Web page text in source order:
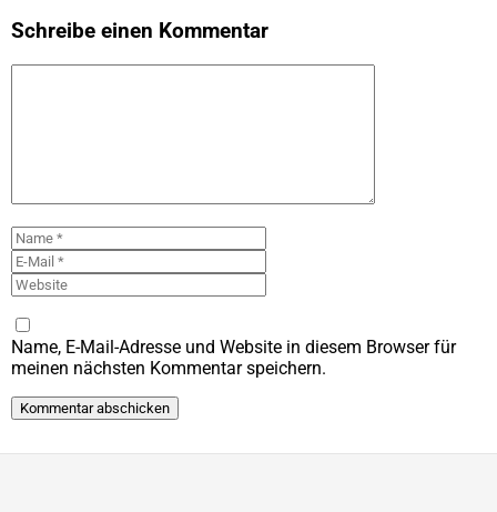
Schreibe einen Kommentar
Name
Mail
Name, E-Mail-Adresse und Website in diesem Browser für
meinen nächsten Kommentar speichern.